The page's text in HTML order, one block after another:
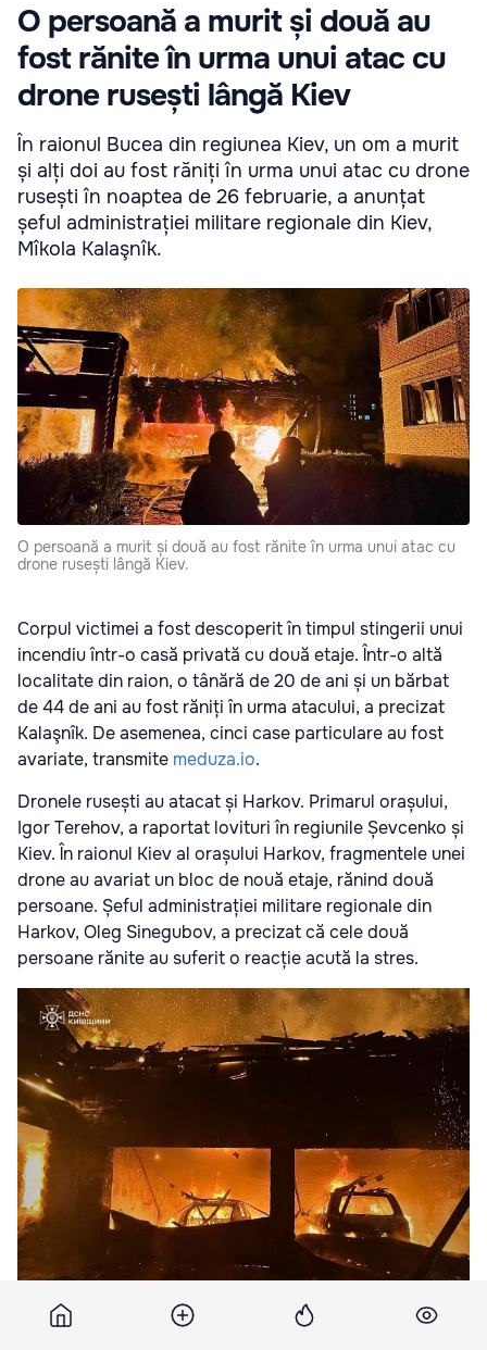
O persoană a murit și două au
fost rănite în urma unui atac cu
drone rusești lângă Kiev
În raionul Bucea din regiunea Kiev, un om a murit
și alți doi au fost răniți în urma unui atac cu drone
rusești în noaptea de 26 februarie, a anunțat
șeful administrației militare regionale din Kiev,
Mîkola Kalaşnîk.
O persoană a murit și două au fost rănite în urma unui atac cu
drone rusești lângă Kiev.
Corpul victimei a fost descoperit în timpul stingerii unui
incendiu într-o casă privată cu două etaje. Într-o altă
localitate din raion, o tânără de 20 de ani și un bărbat
de 44 de ani au fost răniți în urma atacului, a precizat
Kalaşnîk. De asemenea, cinci case particulare au fost
avariate, transmite meduza.io.
Dronele rusești au atacat și Harkov. Primarul orașului,
Igor Terehov, a raportat lovituri în regiunile Șevcenko și
Kiev. În raionul Kiev al orașului Harkov, fragmentele unei
drone au avariat un bloc de nouă etaje, rănind două
persoane. Șeful administrației militare regionale din
Harkov, Oleg Sinegubov, a precizat că cele două
persoane rănite au suferit o reacție acută la stres.